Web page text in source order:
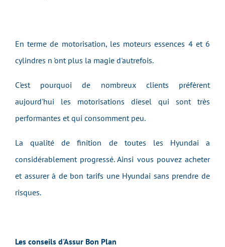
En terme de motorisation, les moteurs essences 4 et 6
cylindres n 'ont plus la magie d'autrefois.
C'est pourquoi de nombreux clients préfèrent
aujourd'hui les motorisations diesel qui sont très
performantes et qui consomment peu.
La qualité de finition de toutes les Hyundai a
considérablement progressé. Ainsi vous pouvez acheter
et assurer à de bon tarifs une Hyundai sans prendre de
risques.
Les conseils d'Assur Bon Plan